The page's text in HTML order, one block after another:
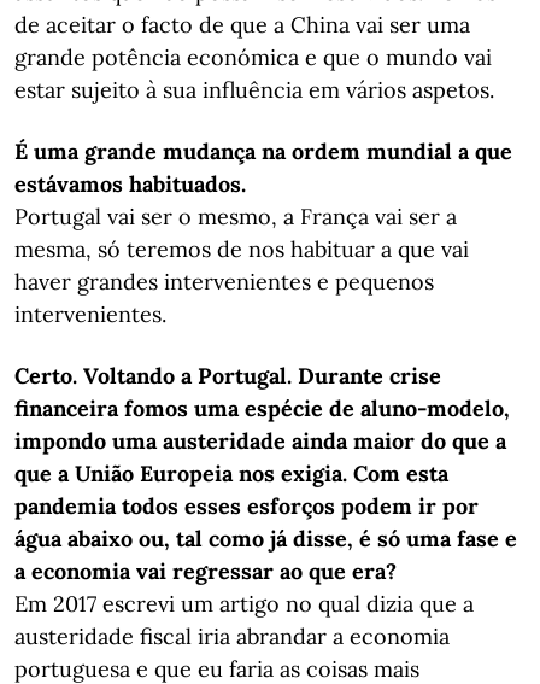
de aceitar o facto de que a China vai ser uma
grande potência económica e que o mundo vai
estar sujeito à sua influência em vários aspetos.
É uma grande mudança na ordem mundial a que
estávamos habituados.
Portugal vai ser o mesmo, a França vai ser a
mesma, só teremos de nos habituar a que vai
haver grandes intervenientes e pequenos
intervenientes.
Certo. Voltando a Portugal. Durante crise
financeira fomos uma espécie de aluno-modelo,
impondo uma austeridade ainda maior do que a
que a União Europeia nos exigia. Com esta
pandemia todos esses esforços podem ir por
água abaixo ou, tal como já disse, é só uma fase e
a economia vai regressar ao que era?
Em 2017 escrevi um artigo no qual dizia que a
austeridade fiscal iria abrandar a economia
portuguesa e que eu faria as coisas mais